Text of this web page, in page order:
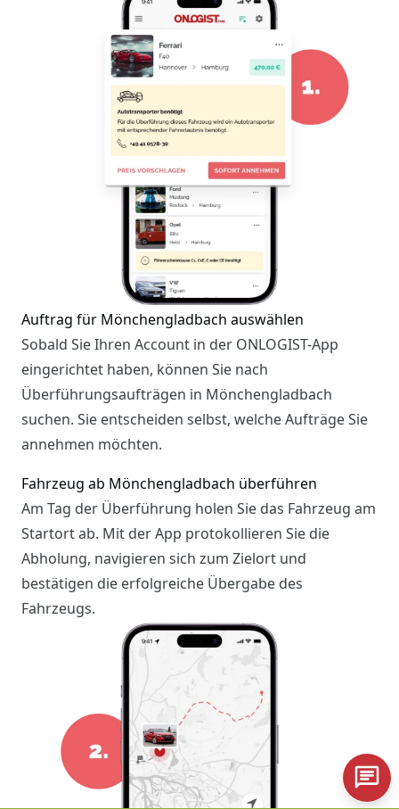
Auftrag für Mönchengladbach auswählen
Sobald Sie Ihren Account in der ONLOGIST-App
eingerichtet haben, können Sie nach
Überführungsaufträgen in Mönchengladbach
suchen. Sie entscheiden selbst, welche Aufträge Sie
annehmen möchten.
Fahrzeug ab Mönchengladbach überführen
Am Tag der Überführung holen Sie das Fahrzeug am
Startort ab. Mit der App protokollieren Sie die
Abholung, navigieren sich zum Zielort und
bestätigen die erfolgreiche Übergabe des
Fahrzeugs.